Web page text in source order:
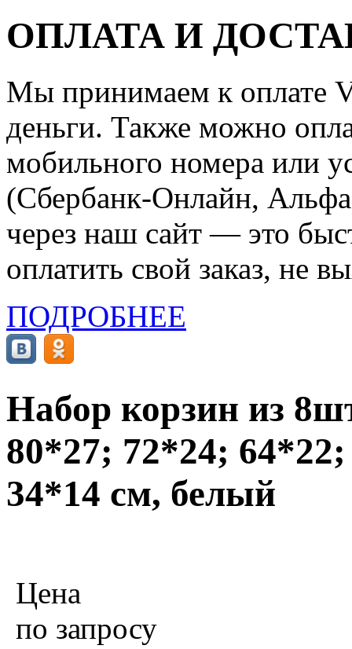
ОПЛАТА И
Мы принимаем к оплате
деньги. Также можно
мобильного номера или
(Сбербанк-Онлайн,
через наш сайт — это
оплатить свой заказ, не
ПОДРОБНЕЕ
Набор корзин из
80*27; 72*24;
34*14 см, белый
Цена
по запросу